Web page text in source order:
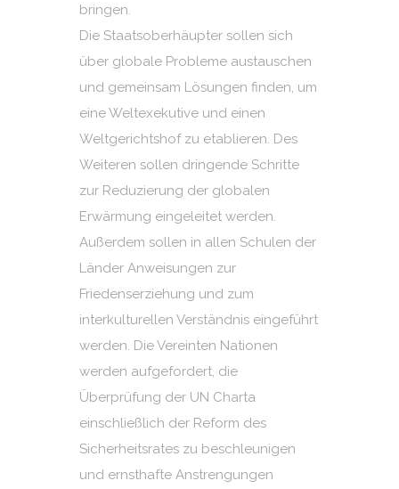
bringen.
Die Staatsoberhäupter sollen sich
über globale Probleme austauschen
und gemeinsam Lösungen finden, um
eine Weltexekutive und einen
Weltgerichtshof zu etablieren. Des
Weiteren sollen dringende Schritte
zur Reduzierung der globalen
Erwärmung eingeleitet werden.
Außerdem sollen in allen Schulen der
Länder Anweisungen zur
Friedenserziehung und zum
interkulturellen Verständnis eingeführt
werden. Die Vereinten Nationen
werden aufgefordert, die
Überprüfung der UN Charta
einschließlich der Reform des
Sicherheitsrates zu beschleunigen
und ernsthafte Anstrengungen